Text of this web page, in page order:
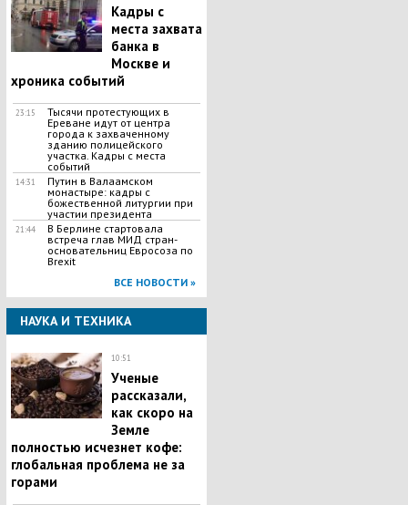
Кадры с
места захвата
банка в
Москве и
хроника событий
23:15
Тысячи протестующих в
Ереване идут от центра
города к захваченному
зданию полицейского
участка. Кадры с места
событий
14:31
Путин в Валаамском
монастыре: кадры с
божественной литургии при
участии президента
21:44
В Берлине стартовала
встреча глав МИД стран-
основательниц Евросоза по
Brexit
ВСЕ НОВОСТИ »
НАУКА И ТЕХНИКА
10:51
Ученые
рассказали,
как скоро на
Земле
полностью исчезнет кофе:
глобальная проблема не за
горами